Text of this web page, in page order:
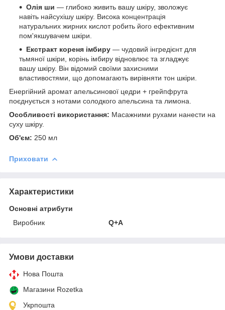
Олія ши — глибоко живить вашу шкіру, зволожує
навіть найсухішу шкіру. Висока концентрація
натуральних жирних кислот робить його ефективним
пом'якшувачем шкіри.
Екстракт кореня імбиру — чудовий інгредієнт для
тьмяної шкіри, корінь імбиру відновлює та згладжує
вашу шкіру. Він відомий своїми захисними
властивостями, що допомагають вирівняти тон шкіри.
Енергійний аромат апельсинової цедри + грейпфрута
поєднується з нотами солодкого апельсина та лимона.
Особливості використання: Масажними рухами нанести на
суху шкіру.
Об'єм: 250 мл
Приховати
Характеристики
Основні атрибути
Виробник
Q+A
Умови доставки
Нова Пошта
Магазини Rozetka
Укрпошта